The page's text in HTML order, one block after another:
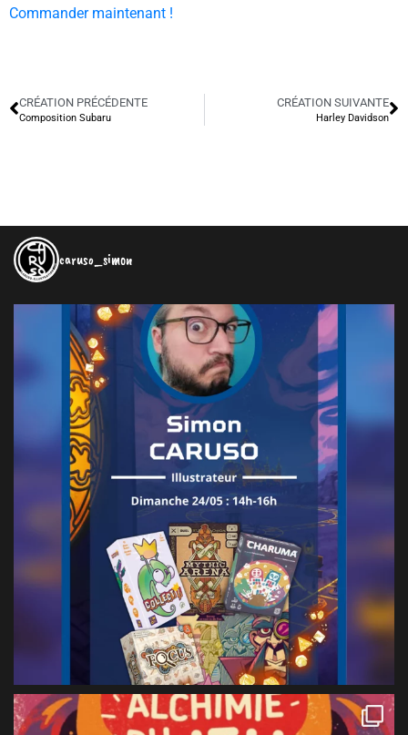
Commander maintenant !
CRÉATION PRÉCÉDENTE
Composition Subaru
CRÉATION SUIVANTE
Harley Davidson
caruso_simon